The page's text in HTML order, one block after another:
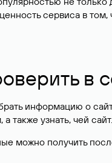
сервиса в
в
информацию о
также узнать, чей сайт.
можно получить